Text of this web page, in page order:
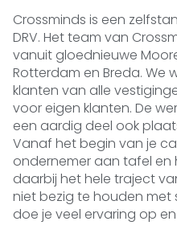
Crossminds is een
DRV. Het team van
vanuit gloednieuwe
Rotterdam en Breda. We
klanten van alle
voor eigen klanten. De
een aardig deel ook
Vanaf het begin van je
ondernemer aan tafel en
daarbij het hele traject
niet bezig te houden met
doe je veel ervaring op